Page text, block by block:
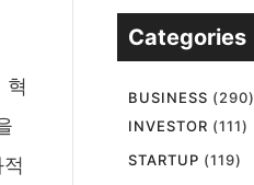
혁
Categories
BUSINESS (290)
INVESTOR (111)
STARTUP (119)